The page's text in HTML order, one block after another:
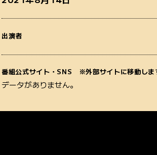
出演者
番組公式サイト・SNS ※外部サイトに移動しま
データがありません。